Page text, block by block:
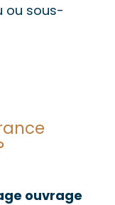
ou sous-
ouvrage